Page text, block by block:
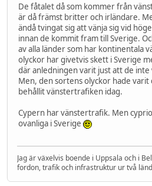
De fåtalet då som kommer från
är då främst britter och irländare.
ändå tvingat sig att vänja sig vid
innan de kommit fram till Sverige.
av alla länder som har kontinentala
olyckor har givetvis skett i Sverige
där anledningen varit just att de
Men, den sortens olyckor hade
behållit vänstertrafiken idag.
Cypern har vänstertrafik. Men
ovanliga i Sverige
Jag är växelvis boende i Uppsala och i
fordon, trafik och infrastruktur ur två